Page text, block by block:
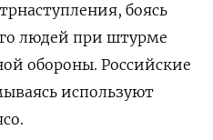
боясь
людей при штурме
обороны. Российские
используют